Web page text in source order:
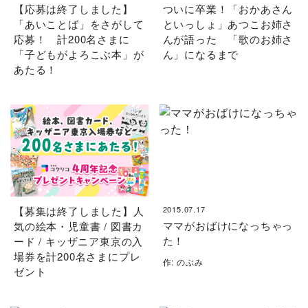
【応募は終了しました】
「あいことば」をさがして
応募！ 計200名さまに
「子どもがよろこぶ本」が
あたる！
ついに卒業！「おかあさん
といっしょ」あつこお姉さ
んが語った 「歌のお姉さ
ん」になるまで
【募集は終了しました】人
気の絵本・児童書 / 図書カ
ード / キッザニア東京の入
場券を計200名さまにプレ
ゼント
2015.07.17
ママがおばけになっちゃっ
た！
作: のぶみ